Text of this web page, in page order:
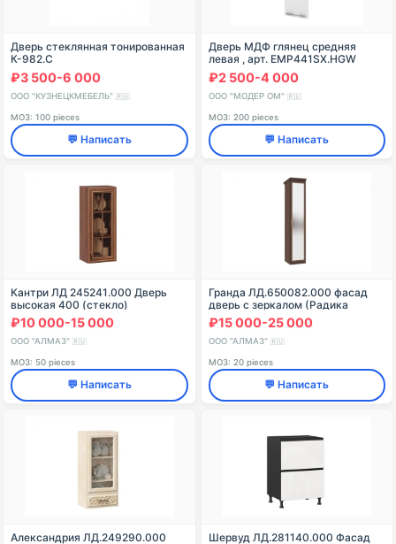
Дверь стеклянная тонированная
К-982.С
₽3 500-6 000
ООО "КУЗНЕЦКМЕБЕЛЬ" 🇷🇺
МОЗ: 100 pieces
💬 Написать
Дверь МДФ глянец средняя
левая , арт. EMP441SX.HGW
₽2 500-4 000
ООО "МОДЕР ОМ" 🇷🇺
МОЗ: 200 pieces
💬 Написать
Кантри ЛД 245241.000 Дверь
высокая 400 (стекло)
₽10 000-15 000
ООО "АЛМАЗ" 🇷🇺
МОЗ: 50 pieces
💬 Написать
Гранда ЛД.650082.000 фасад
дверь с зеркалом (Радика
Нефертари )
₽15 000-25 000
ООО "АЛМАЗ" 🇷🇺
МОЗ: 20 pieces
💬 Написать
Александрия ЛД.249290.000
Шервуд ЛД.281140.000 Фасад